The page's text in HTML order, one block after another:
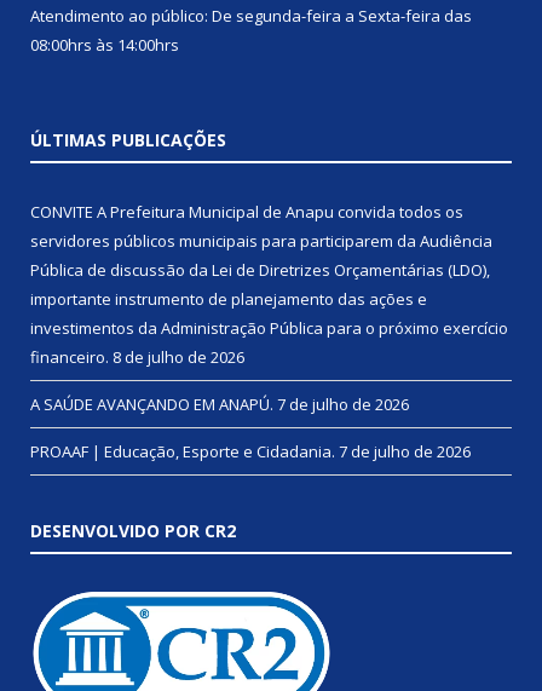
Atendimento ao público: De segunda-feira a Sexta-feira das
08:00hrs às 14:00hrs
ÚLTIMAS PUBLICAÇÕES
CONVITE A Prefeitura Municipal de Anapu convida todos os
servidores públicos municipais para participarem da Audiência
Pública de discussão da Lei de Diretrizes Orçamentárias (LDO),
importante instrumento de planejamento das ações e
investimentos da Administração Pública para o próximo exercício
financeiro. 8 de julho de 2026
A SAÚDE AVANÇANDO EM ANAPÚ. 7 de julho de 2026
PROAAF | Educação, Esporte e Cidadania. 7 de julho de 2026
DESENVOLVIDO POR CR2